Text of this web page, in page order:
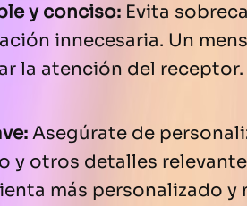
y conciso: Evita
innecesaria. Un
la atención del receptor.
Asegúrate de
y otros detalles
más personalizado y